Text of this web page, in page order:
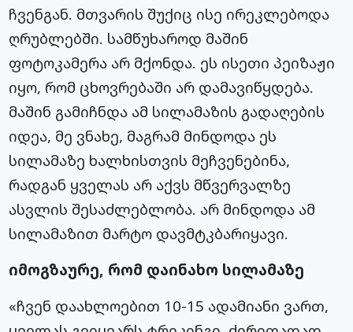
ჩვენგან. მთვარის შუქიც ისე ირეკლებოდა
ღრუბლებში. სამწუხაროდ მაშინ
ფოტოკამერა არ მქონდა. ეს ისეთი პეიზაჟი
იყო, რომ ცხოვრებაში არ დამავიწყდება.
მაშინ გამიჩნდა ამ სილამაზის გადაღების
იდეა, მე ვნახე, მაგრამ მინდოდა ეს
სილამაზე ხალხისთვის მეჩვენებინა,
რადგან ყველას არ აქვს მწვერვალზე
ასვლის შესაძლებლობა. არ მინდოდა ამ
სილამაზით მარტო დავმტკბარიყავი.
იმოგზაურე, რომ დაინახო სილამაზე
«ჩვენ დაახლოებით 10-15 ადამიანი ვართ,